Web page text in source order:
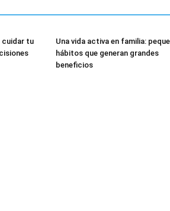
cuidar tu
Una vida activa en familia:
hábitos que generan grandes
beneficios